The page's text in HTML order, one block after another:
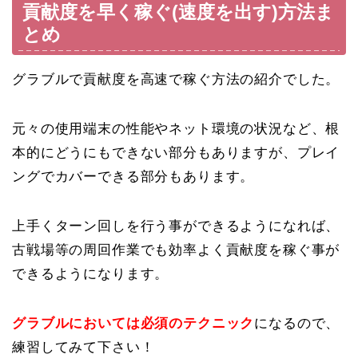
貢献度を早く稼ぐ(速度を出す)方法ま
とめ
グラブルで貢献度を高速で稼ぐ方法の紹介でした。
元々の使用端末の性能やネット環境の状況など、根
本的にどうにもできない部分もありますが、プレイ
ングでカバーできる部分もあります。
上手くターン回しを行う事ができるようになれば、
古戦場等の周回作業でも効率よく貢献度を稼ぐ事が
できるようになります。
グラブルにおいては必須のテクニック になるので、
練習してみて下さい！